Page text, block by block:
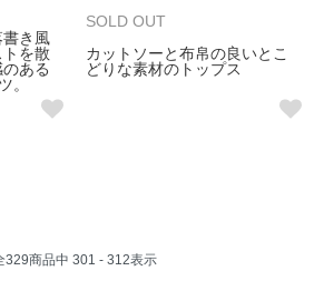
き風
を散
ある
。
SOLD OUT
カットソーと布帛の良いとこ
どりな素材のトップス
329商品中 301 - 312表示